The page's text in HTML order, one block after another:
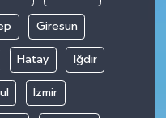
Giresun
Hatay Iğdır
İzmir